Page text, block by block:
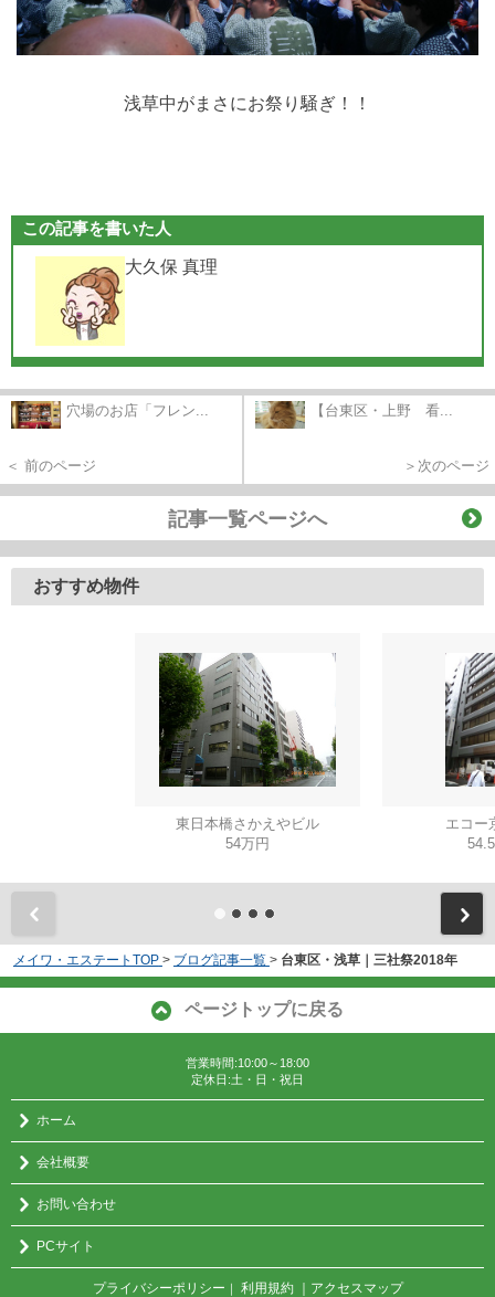
浅草中がまさにお祭り騒ぎ！！
この記事を書いた人
大久保 真理
穴場のお店「フレン...
＜ 前のページ
【台東区・上野 看...
＞次のページ
記事一覧ページへ
おすすめ物件
東日本橋さかえやビル
54万円
エコー
メイワ・エステートTOP > ブログ記事一覧 > 台東区・浅草｜三社祭2018年
ページトップに戻る
営業時間:10:00～18:00
定休日:土・日・祝日
ホーム
会社概要
お問い合わせ
PCサイト
プライバシーポリシー ｜ 利用規約 ｜アクセスマップ